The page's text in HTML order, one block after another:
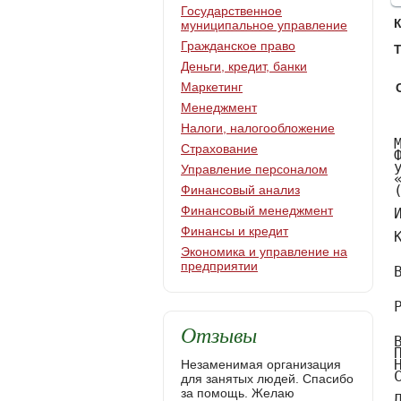
МИНОБРНАУКИ РОССИИ
Федеральное государственное бюджетное образовательное
учреждение высшего образования
«Ижевский государственный технический университет имени М.Т. Калашникова»
(ФГБОУ ВО «ИжГТУ имени М.Т. Калашникова»)

Институт непрерывного профессионального образования
Государственное
муниципальное управление
Гражданское право
Деньги, кредит, банки
Маркетинг
Менеджмент
Налоги, налогообложение
Страхование
Управление персоналом
Финансовый анализ
Финансовый менеджмент
Финансы и кредит
Экономика и управление на
предприятии
Отзывы
Незаменимая организация
для занятых людей. Спасибо
за помощь. Желаю